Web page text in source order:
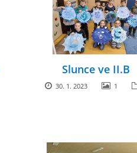
Slunce ve II.B
30. 1. 2023 1